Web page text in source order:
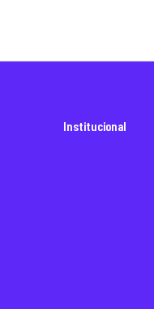
Institucional